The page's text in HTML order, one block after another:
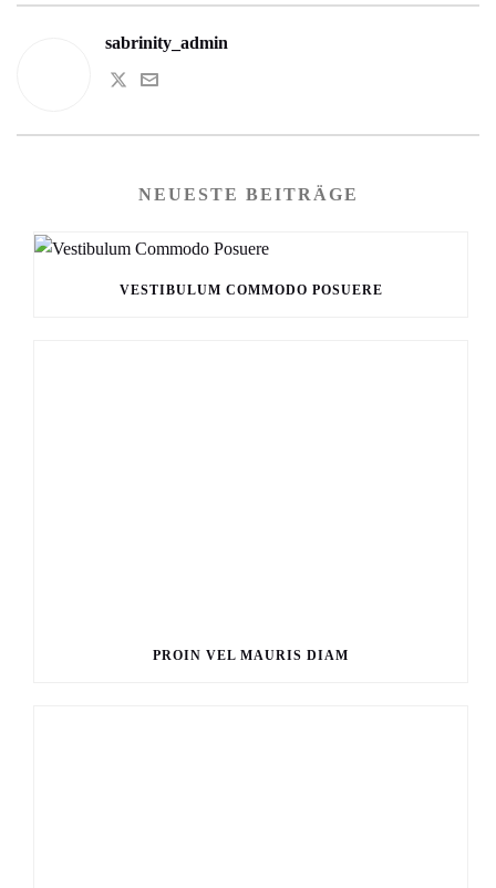
sabrinity_admin
NEUESTE BEITRÄGE
VESTIBULUM COMMODO POSUERE
PROIN VEL MAURIS DIAM